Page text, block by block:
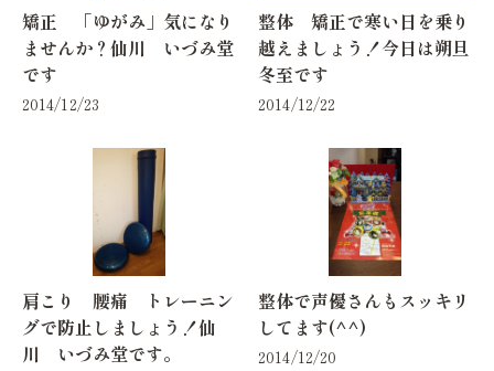
矯正 「ゆがみ」気になり
ませんか？仙川 いづみ堂
です
2014/12/23
整体 矯正で寒い日を乗り
越えましょう！今日は朔旦
冬至です
2014/12/22
肩こり 腰痛 トレーニン
グで防止しましょう！仙
川 いづみ堂です。
整体で声優さんもスッキリ
してます(^^)
2014/12/20